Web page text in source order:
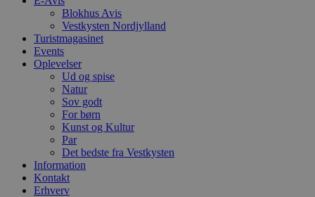
Blokhus Avis
Vestkysten Nordjylland
Turistmagasinet
Events
Oplevelser
Ud og spise
Natur
Sov godt
For børn
Kunst og Kultur
Par
Det bedste fra Vestkysten
Information
Kontakt
Erhverv